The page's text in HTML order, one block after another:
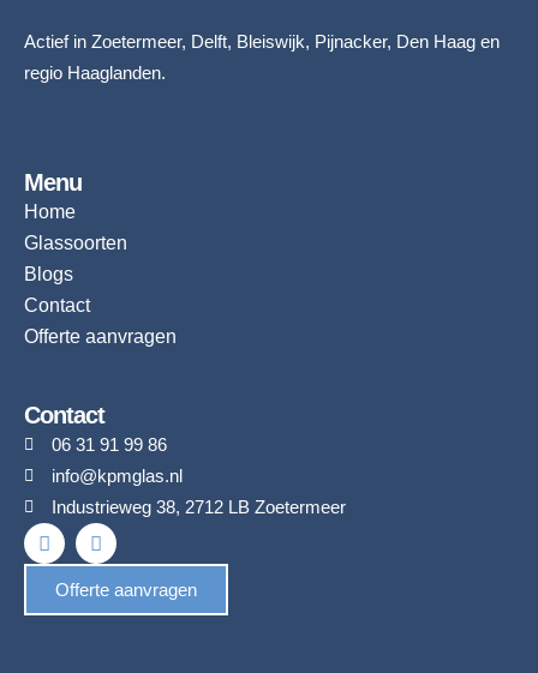
Actief in Zoetermeer, Delft, Bleiswijk, Pijnacker, Den Haag en
regio Haaglanden.
Menu
Home
Glassoorten
Blogs
Contact
Offerte aanvragen
Contact
06 31 91 99 86
info@kpmglas.nl
Industrieweg 38, 2712 LB Zoetermeer
F
a
c
b
I
n
s
t
a
Offerte aanvragen